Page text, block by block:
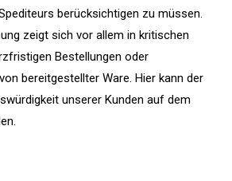
berücksichtigen zu müssen.
zeigt sich vor allem in kritischen
Bestellungen oder
bereitgestellter Ware. Hier kann der
unserer Kunden auf dem